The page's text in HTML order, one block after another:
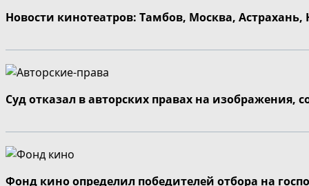
Новости кинотеатров: Тамбов, Москва,
Суд отказал в авторских правах на изображения,
Фонд кино определил победителей отбора на